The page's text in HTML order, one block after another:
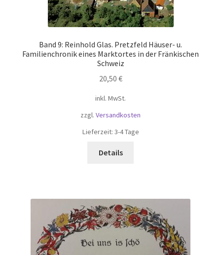
Band 9: Reinhold Glas. Pretzfeld Häuser- u.
Familienchronik eines Marktortes in der Fränkischen
Schweiz
20,50 €
inkl. MwSt.
zzgl. Versandkosten
Lieferzeit: 3-4 Tage
Details